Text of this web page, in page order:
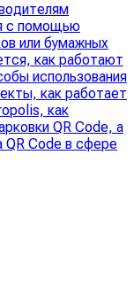
с помощью
или бумажных
как работают
использования
как работает
как
QR Code, а
QR Code в сфере